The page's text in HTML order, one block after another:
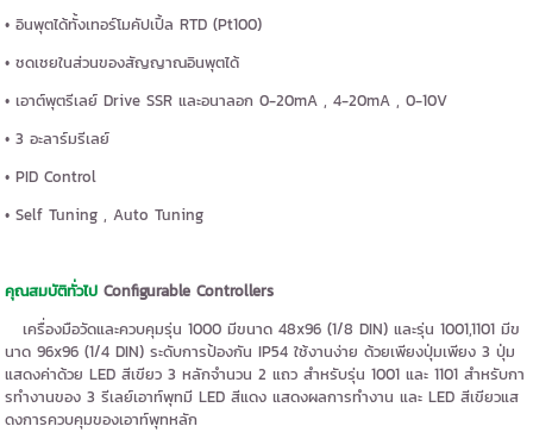
• อินพุตได้ทั้งเทอร์โมคัปเปิ้ล RTD (Pt100)
• ชดเชยในส่วนของสัญญาณอินพุตได้
• เอาต์พุตรีเลย์ Drive SSR และอนาลอก 0-20mA , 4-20mA , 0-10V
• 3 อะลาร์มรีเลย์
• PID Control
• Self Tuning , Auto Tuning
คุณสมบัติทั่วไปConfigurable Controllers
เครื่องมือวัดและควบคุมรุ่น 1000 มีขนาด 48x96 (1/8 DIN) และรุ่น 1001,1101 มีข
นาด 96x96 (1/4 DIN) ระดับการป้องกัน IP54 ใช้งานง่าย ด้วยเพียงปุ่มเพียง 3 ปุ่ม
แสดงค่าด้วย LED สีเขียว 3 หลักจำนวน 2 แถว สำหรับรุ่น 1001 และ 1101 สำหรับกา
รทำงานของ 3 รีเลย์เอาท์พุทมี LED สีแดง แสดงผลการทำงาน และ LED สีเขียวแส
ดงการควบคุมของเอาท์พุทหลัก